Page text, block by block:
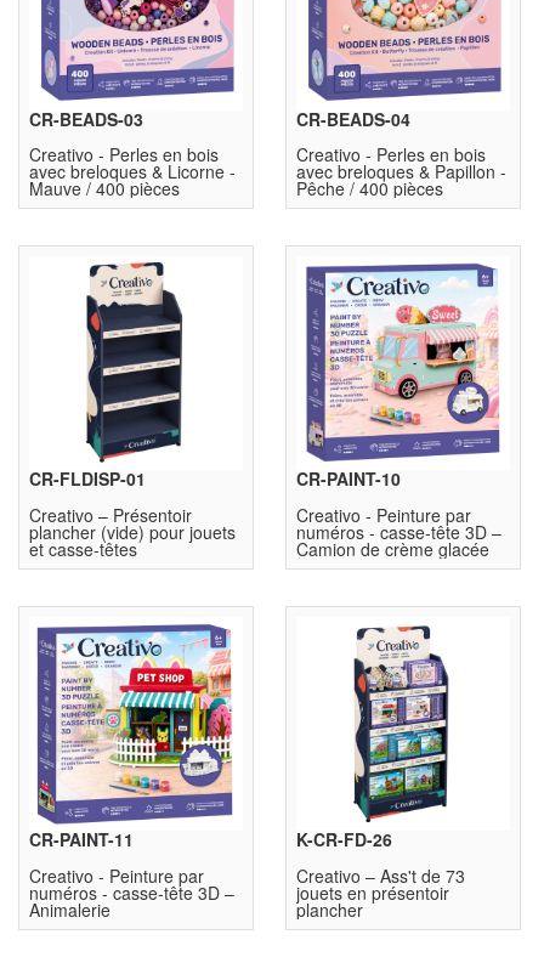
CR-BEADS-03
Creativo - Perles en bois
avec breloques & Licorne -
Mauve / 400 pièces
CR-BEADS-04
Creativo - Perles en bois
avec breloques & Papillon -
Pêche / 400 pièces
CR-FLDISP-01
Creativo – Présentoir
plancher (vide) pour jouets
et casse-têtes
CR-PAINT-10
Creativo - Peinture par
numéros - casse-tête 3D –
Camion de crème glacée
CR-PAINT-11
Creativo - Peinture par
numéros - casse-tête 3D –
Animalerie
K-CR-FD-26
Creativo – Ass't de 73
jouets en présentoir
plancher